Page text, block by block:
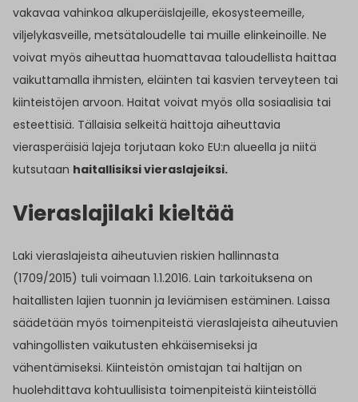
vakavaa vahinkoa alkuperäislajeille, ekosysteemeille,
viljelykasveille, metsätaloudelle tai muille elinkeinoille. Ne
voivat myös aiheuttaa huomattavaa taloudellista haittaa
vaikuttamalla ihmisten, eläinten tai kasvien terveyteen tai
kiinteistöjen arvoon. Haitat voivat myös olla sosiaalisia tai
esteettisiä. Tällaisia selkeitä haittoja aiheuttavia
vierasperäisiä lajeja torjutaan koko EU:n alueella ja niitä
kutsutaan haitallisiksi vieraslajeiksi.
Vieraslajilaki kieltää
Laki vieraslajeista aiheutuvien riskien hallinnasta
(1709/2015) tuli voimaan 1.1.2016. Lain tarkoituksena on
haitallisten lajien tuonnin ja leviämisen estäminen. Laissa
säädetään myös toimenpiteistä vieraslajeista aiheutuvien
vahingollisten vaikutusten ehkäisemiseksi ja
vähentämiseksi. Kiinteistön omistajan tai haltijan on
huolehdittava kohtuullisista toimenpiteistä kiinteistöllä